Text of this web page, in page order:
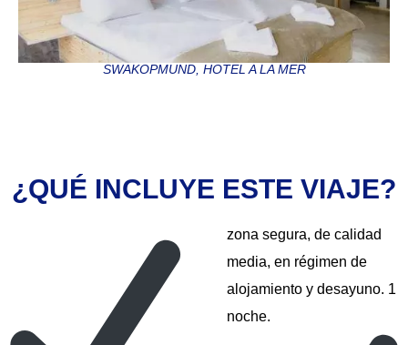
SWAKOPMUND, HOTEL A LA MER
¿QUÉ INCLUYE ESTE VIAJE?
zona segura, de calidad
media, en régimen de
alojamiento y desayuno. 1
noche.